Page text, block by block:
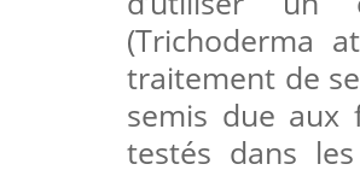
(Trichoderma
traitement de
semis due aux
testés dans